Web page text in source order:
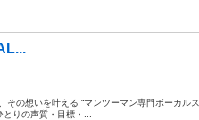
の想いを叶える “マンツーマン専門ボーカルス
りの声質・目標・...